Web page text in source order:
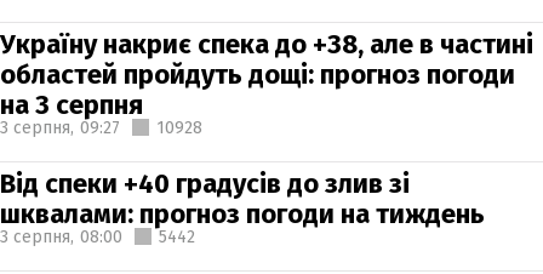
Україну накриє спека до +38, але в частині
областей пройдуть дощі: прогноз погоди
на 3 серпня
3 серпня, 09:27 10928
Від спеки +40 градусів до злив зі
шквалами: прогноз погоди на тиждень
3 серпня, 08:00 5442